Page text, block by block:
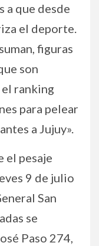
a que desde
el deporte.
figuras
son
ranking
para pelear
a Jujuy».
el pesaje
9 de julio
San
se
Paso 274,